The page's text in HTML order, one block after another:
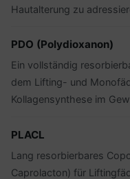
Hautalterung zu
PDO (Polydioxanon)
Ein vollständig
dem Lifting- und
Kollagensynthese im
PLACL
Lang resorbierbares
Caprolacton) für